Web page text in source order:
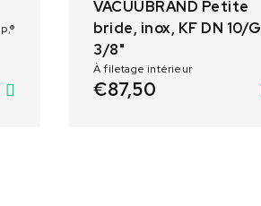
VACUUBRAND Petite
bride, inox, KF DN 10/G
3/8"
À filetage intérieur
€87,50